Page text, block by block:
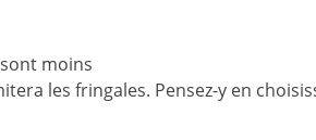
moins
les fringales. Pensez-y en